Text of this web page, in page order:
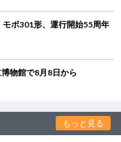
ボ301形、運行開始55周年
物館で8月8日から
もっと見る